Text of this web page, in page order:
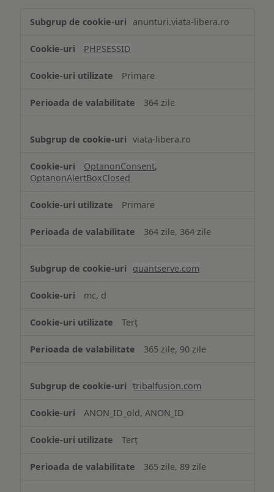
de
Cookie
necesare
anunturi.viata-libera.ro
PHPSESSID
Primare
364 zile
viata-libera.ro
OptanonConsent,
OptanonAlertBoxClosed
Primare
364 zile, 364 zile
quantserve.com
mc, d
Terț
365 zile, 90 zile
tribalfusion.com
ANON_ID_old, ANON_ID
Terț
365 zile, 89 zile